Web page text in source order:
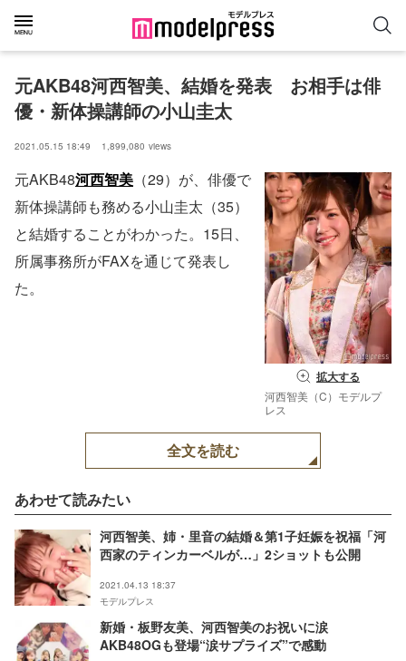
元AKB48河西智美、結婚を発表　お相手は俳
優・新体操講師の小山圭太
2021.05.15 18:49 1,899,080 views
拡大する
河西智美（C）モデルプ
レス
元AKB48河西智美 （29）が、俳優で
新体操講師も務める小山圭太（35）
と結婚することがわかった。15日、
所属事務所がFAXを通じて発表し
た。
全文を読む
あわせて読みたい
河西智美、姉・里音の結婚＆第1子妊娠を祝福「河
西家のティンカーベルが…」2ショットも公開
2021.04.13 18:37
モデルプレス
新婚・板野友美、河西智美のお祝いに涙
AKB48OGも登場“涙サプライズ”で感動